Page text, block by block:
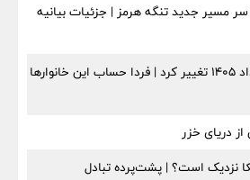
سر مسیر جدید تنگه هرمز | جزئیات بیانیه
زمان واریز کالابرگ مرداد ۱۴۰۵ تغییر کرد | فردا حساب این خانوارها
از دریای خزر
نزدیک است؟ | پشت‌پرده تبادل